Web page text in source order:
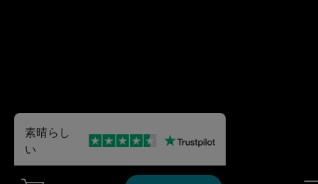
素晴らし
い